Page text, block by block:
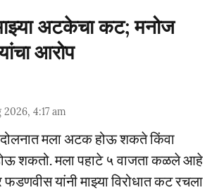
अटकेचा कट; मनोज
आरोप
2026, 4:17 am
मला अटक होऊ शकते किंवा
शकतो. मला पहाटे ५ वाजता कळले आहे
यांनी माझ्या विरोधात कट रचला